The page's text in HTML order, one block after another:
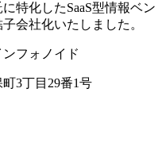
特化したSaaS型情報ベン
会社化いたしました。
フォノイド
3丁目29番1号